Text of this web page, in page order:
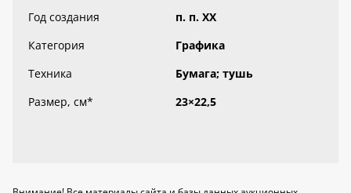
Год создания
п. п. ХХ
Категория
Графика
Техника
Бумага; тушь
Размер, см* 23×22,5